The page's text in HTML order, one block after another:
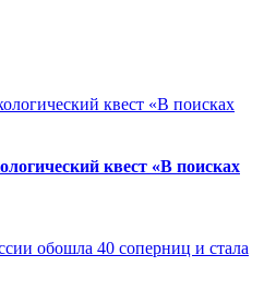
квест «В поисках